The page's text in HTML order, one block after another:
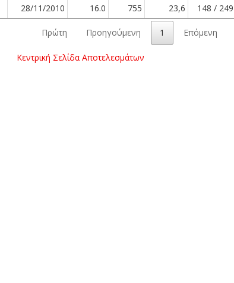
28/11/2010 16.0 755 23,6 148 / 249
Πρώτη Προηγούμενη 1 Επόμενη
Κεντρική Σελίδα Αποτελεσμάτων